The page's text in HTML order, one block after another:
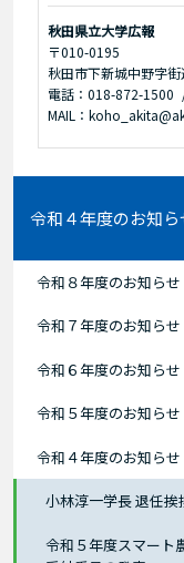
秋田県立大学広報
〒010-0195
秋田市下新城中野字
電話：018-872-1500
MAIL：
令和４年度のお知ら
令和８年度のお知らせ
令和７年度のお知らせ
令和６年度のお知らせ
令和５年度のお知らせ
令和４年度のお知らせ
小林淳一学長 退任挨
令和５年度スマート